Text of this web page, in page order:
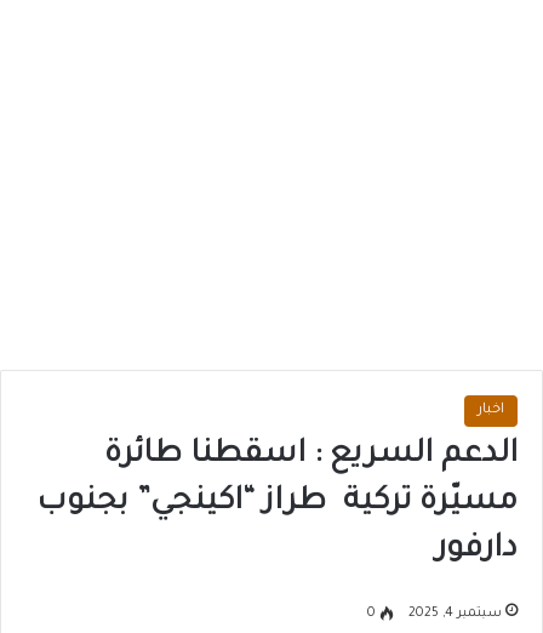
اخبار
الدعم السريع : اسقطنا طائرة
مسيّرة تركية طراز “اكينجي” بجنوب
دارفور
سبتمبر 4, 2025 0